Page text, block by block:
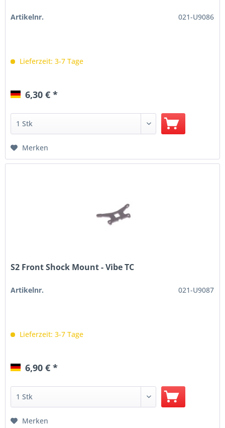
Artikelnr. 021-U9086
Lieferzeit: 3-7 Tage
6,30 € *
Merken
S2 Front Shock Mount - Vibe TC
Artikelnr. 021-U9087
Lieferzeit: 3-7 Tage
6,90 € *
Merken